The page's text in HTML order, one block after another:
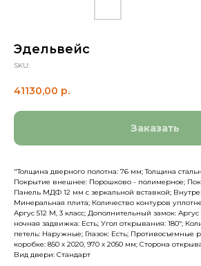
Эдельвейс
SKU:
41130,00 р.
Заказать
"Толщина дверного полотна: 76 мм; Толщина
Покрытие внешнее: Порошково - полимерное;
Панель МДФ 12 мм с зеркальной вставкой;
Минеральная плита; Количество контуров
Аргус 512 М, 3 класс; Дополнительный замок: Аргус
ночная задвижка: Есть; Угол открывания: 180º;
петель: Наружные; Глазок: Есть; Противосъемные
коробке: 850 х 2020, 970 х 2050 мм; Сторона
Вид двери: Стандарт